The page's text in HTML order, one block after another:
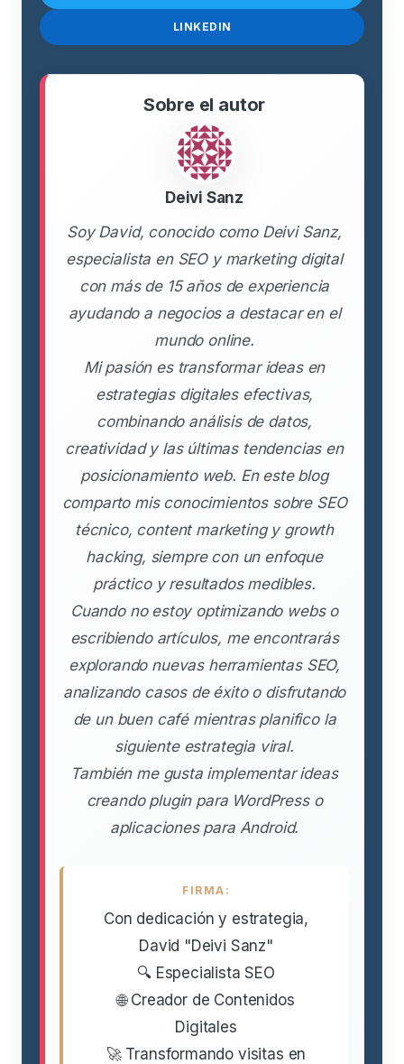
LINKEDIN
Sobre el autor
Deivi Sanz
Soy David, conocido como Deivi Sanz,
especialista en SEO y marketing digital
con más de 15 años de experiencia
ayudando a negocios a destacar en el
mundo online.
Mi pasión es transformar ideas en
estrategias digitales efectivas,
combinando análisis de datos,
creatividad y las últimas tendencias en
posicionamiento web. En este blog
comparto mis conocimientos sobre SEO
técnico, content marketing y growth
hacking, siempre con un enfoque
práctico y resultados medibles.
Cuando no estoy optimizando webs o
escribiendo artículos, me encontrarás
explorando nuevas herramientas SEO,
analizando casos de éxito o disfrutando
de un buen café mientras planifico la
siguiente estrategia viral.
También me gusta implementar ideas
creando plugin para WordPress o
aplicaciones para Android.
FIRMA:
Con dedicación y estrategia,
David "Deivi Sanz"
🔍 Especialista SEO
🌐 Creador de Contenidos
Digitales
🚀 Transformando visitas en